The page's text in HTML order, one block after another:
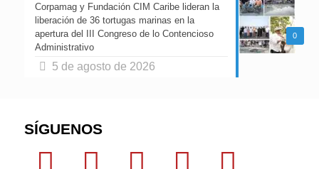
0
Corpamag y Fundación CIM Caribe lideran la
liberación de 36 tortugas marinas en la
apertura del III Congreso de lo Contencioso
Administrativo
5 de agosto de 2026
SÍGUENOS